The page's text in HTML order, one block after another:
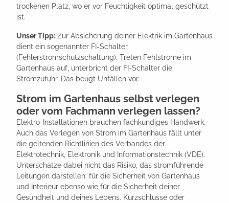
trockenen Platz, wo er vor Feuchtigkeit optimal geschützt
ist.
Unser Tipp: Zur Absicherung deiner Elektrik im Gartenhaus
dient ein sogenannter FI-Schalter
(Fehlerstromschutzschaltung). Treten Fehlströme im
Gartenhaus auf, unterbricht der FI-Schalter die
Stromzufuhr. Das beugt Unfällen vor.
Strom im Gartenhaus selbst verlegen
oder vom Fachmann verlegen lassen?
Elektro-Installationen brauchen fachkundiges Handwerk.
Auch das Verlegen von Strom im Gartenhaus fällt unter
die geltenden Richtlinien des Verbandes der
Elektrotechnik, Elektronik und Informationstechnik (VDE).
Unterschätze dabei nicht das Risiko, das stromführende
Leitungen darstellen: für die Sicherheit von Gartenhaus
und Interieur ebenso wie für die Sicherheit deiner
Gesundheit und deines Lebens. Kurzschlüsse oder